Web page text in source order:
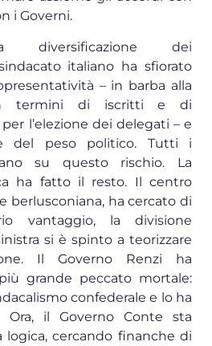
i Governi.
diversificazione dei
italiano ha sfiorato
– in barba alla
termini di iscritti e di
l’elezione dei delegati – e
del peso politico. Tutti i
su questo rischio. La
ha fatto il resto. Il centro
berlusconiana, ha cercato di
vantaggio, la divisione
si è spinto a teorizzare
Il Governo Renzi ha
grande peccato mortale:
confederale e lo ha
Ora, il Governo Conte sta
logica, cercando finanche di